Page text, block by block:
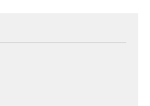
ny flik, extern webbplats,
webbplats,
flik, extern webbplats,
postklient,